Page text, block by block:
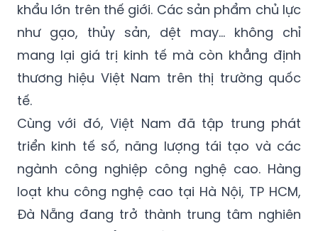
khẩu lớn trên thế giới. Các sản phẩm chủ lực
như gạo, thủy sản, dệt may... không chỉ
mang lại giá trị kinh tế mà còn khẳng định
thương hiệu Việt Nam trên thị trường quốc
tế.
Cùng với đó, Việt Nam đã tập trung phát
triển kinh tế số, năng lượng tái tạo và các
ngành công nghiệp công nghệ cao. Hàng
loạt khu công nghệ cao tại Hà Nội, TP HCM,
Đà Nẵng đang trở thành trung tâm nghiên